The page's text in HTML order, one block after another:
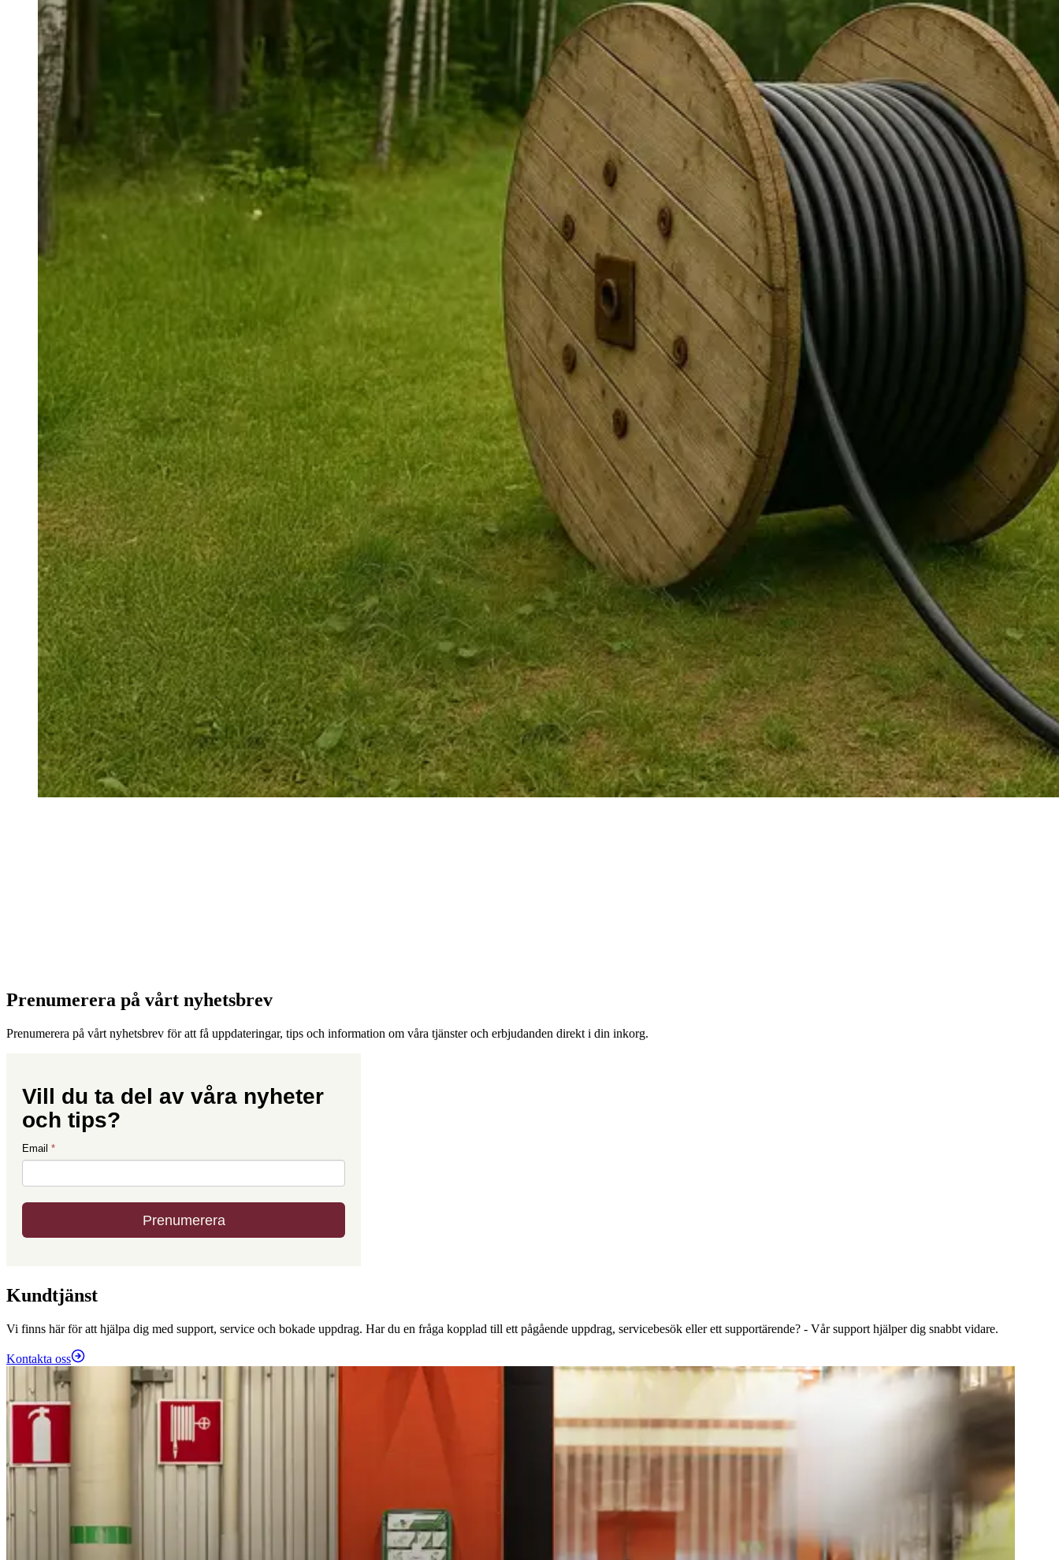
Prenumerera på vårt nyhetsbrev
Prenumerera på vårt nyhetsbrev för att få uppdateringar, tips och information om våra tjänster och erbjudanden direkt i din inkorg.
Kundtjänst
Vi finns här för att hjälpa dig med support, service och bokade uppdrag. Har du en fråga kopplad till ett pågående uppdrag, servicebesök eller ett supportärende? - Vår support hjälper dig snabbt vidare.
Kontakta oss